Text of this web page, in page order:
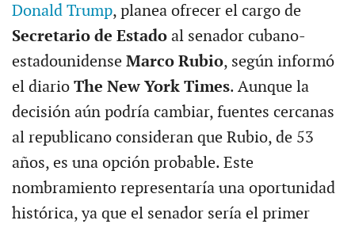
Donald Trump, planea ofrecer el cargo de
Secretario de Estadoal senador cubano-
estadounidense Marco Rubio, según informó
el diario The New York Times. Aunque la
decisión aún podría cambiar, fuentes cercanas
al republicano consideran que Rubio, de 53
años, es una opción probable. Este
nombramiento representaría una oportunidad
histórica, ya que el senador sería el primer